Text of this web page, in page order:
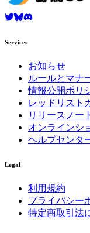
Services
お知らせ
ルールとマナ
情報公開ポリ
レッドリスト
リリースノー
オンラインシ
ヘルプセンタ
Legal
利用規約
プライバシー
特定商取引法